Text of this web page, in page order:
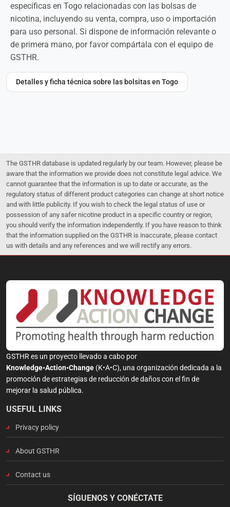
específicas en Togo relacionadas con las bolsas de
nicotina, incluyendo su venta, compra, uso o importación
para uso personal. Si dispone de información relevante o
de primera mano, por favor compártala con el equipo de
GSTHR.
Detalles y ficha técnica sobre las bolsitas en Togo
The GSTHR database is updated regularly by our team. However, please be
aware that the information we provide does not constitute legal advice. We
cannot guarantee that the information is up to date or accurate, as the
regulatory status of different product categories can change at short notice
and with little publicity. If you wish to check the legal status of use or
possession of any safer nicotine product in a specific country or region,
you should verify the information independently. If you have reason to think
that the information supplied on the GSTHR is inaccurate, please contact
us with details and any references and we will rectify any errors.
GSTHR es un proyecto llevado a cabo por
Knowledge•Action•Change (K•A•C), una organización dedicada a la
promoción de estrategias de reducción de daños con el fin de
mejorar la salud pública.
USEFUL LINKS
Privacy policy
About GSTHR
Contact us
SÍGUENOS Y CONÉCTATE